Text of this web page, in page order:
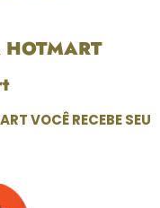
VOCÊ RECEBE SEU